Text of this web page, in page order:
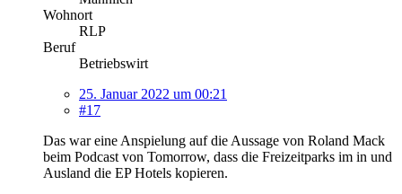
Wohnort
RLP
Beruf
Betriebswirt
25. Januar 2022 um 00:21
#17
Das war eine Anspielung auf die Aussage von Roland Mack
beim Podcast von Tomorrow, dass die Freizeitparks im in und
Ausland die EP Hotels kopieren.